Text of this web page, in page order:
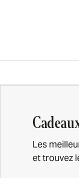
Les
et trouvez